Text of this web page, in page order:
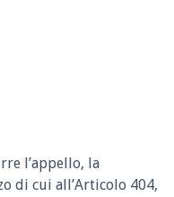
l’appello, la
di cui all’Articolo 404,